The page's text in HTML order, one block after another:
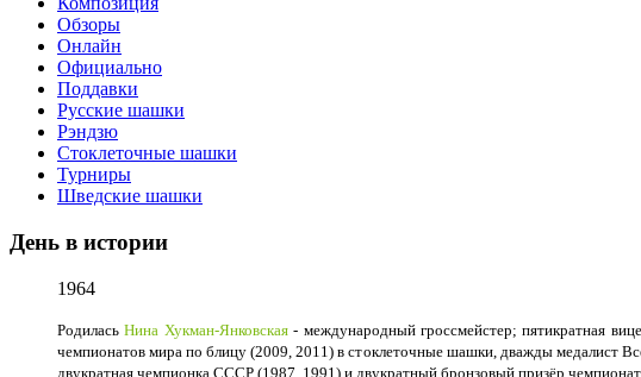
Обзоры
Онлайн
Официально
Поддавки
Русские шашки
Рэндзю
Стоклеточные шашки
Турниры
Шведские шашки
День в истории
1964
РодиласьНина Хукман-Янковская- международный гроссмейстер; пятикратная
чемпионатов мира по блицу (2009, 2011) в стоклеточные шашки, дважды медалист
двукратная чемпионка СССР (1987, 1991) и двукратный бронзовый призёр